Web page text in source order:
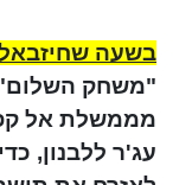
בשעה
"משחק
מממשלת אל
עג'ר ללבנון,